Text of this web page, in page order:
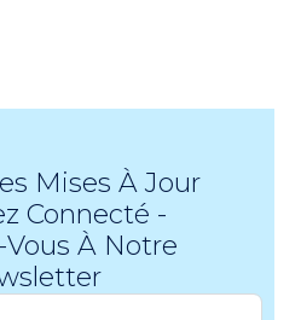
Mises À Jour
Connecté -
À Notre